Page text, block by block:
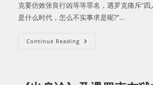
克要仿效张良行凶等等罪名，遇罗克痛斥“四
是什么时代，怎么不实事求是呢?”…
Continue Reading
遇